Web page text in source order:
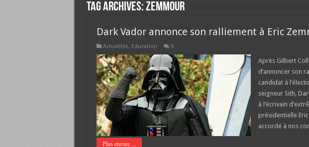
Tag Archives:zemmour
Dark Vador annonce son ralliement à Eric
Actualités, Education 0
Après Gilbert
d’annoncer son
candidat à
seigneur Sith,
à l’écrivain
présidentielle
accordé à nos
Plus encore ...